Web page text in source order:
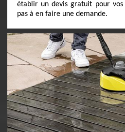
établir un devis gratuit pour vos
pas à en faire une demande.